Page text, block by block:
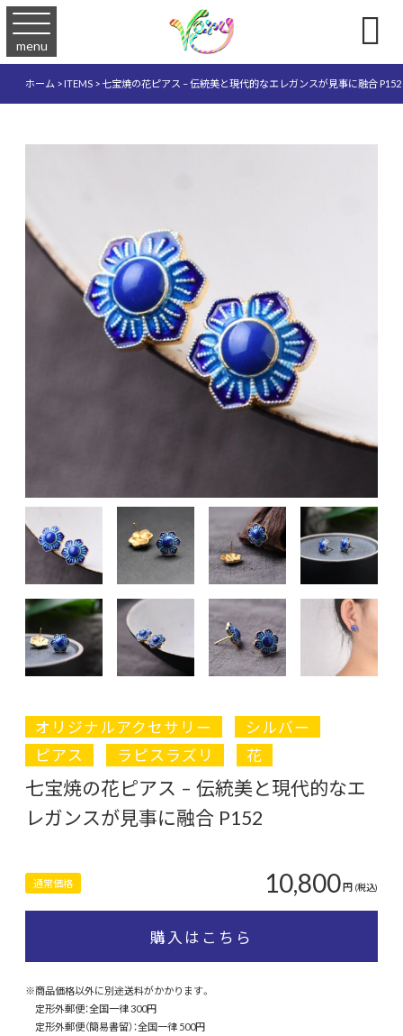
menu 
ホーム>ITEMS>七宝焼の花ピアス – 伝統美と現代的なエレガンスが見事に融合 P152
オリジナルアクセサリー
シルバー
ピアス
ラピスラズリ 花
七宝焼の花ピアス – 伝統美と現代的なエ
レガンスが見事に融合 P152
通常価格 10,800円 (税込)
購入はこちら
※商品価格以外に別途送料がかかります。
定形外郵便：全国一律 300円
定形外郵便（簡易書留）：全国一律 500円